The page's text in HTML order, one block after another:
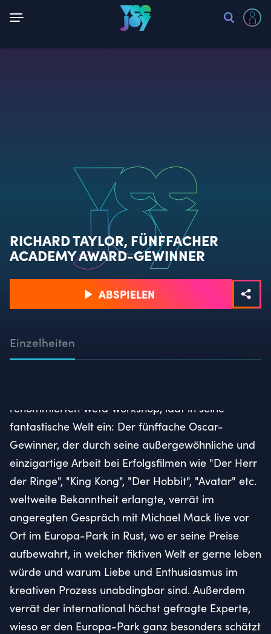
RICHARD TAYLOR, FÜNFFACHER
ACADEMY AWARD-GEWINNER
ABSPIELEN
Einzelheiten
renommierten Weta Workshop, lädt in seine
fantastische Welt ein: Der fünffache Oscar-
Gewinner, der durch seine außergewöhnliche und
einzigartige Arbeit bei Erfolgsfilmen wie "Der Herr
der Ringe", "King Kong", "Der Hobbit", "Avatar" etc.
weltweite Bekanntheit erlangte, verrät im
angeregten Gespräch mit Michael Mack live vor
Ort im Europa-Park in Rust, wo er seine Preise
aufbewahrt, in welcher fiktiven Welt er gerne leben
würde und warum Liebe und Enthusiasmus im
kreativen Prozess unabdingbar sind. Außerdem
verrät der international höchst gefragte Experte,
wieso er den Europa-Park ganz besonders schätzt